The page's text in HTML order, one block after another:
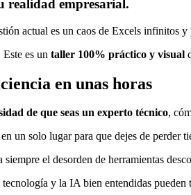
realidad empresarial.
actual es un caos de Excels infinitos
es un taller 100% práctico y visual
en unas horas
de que seas un experto técnico,
un solo lugar para que dejes de perder
el desorden de herramientas
y la IA bien entendidas pueden